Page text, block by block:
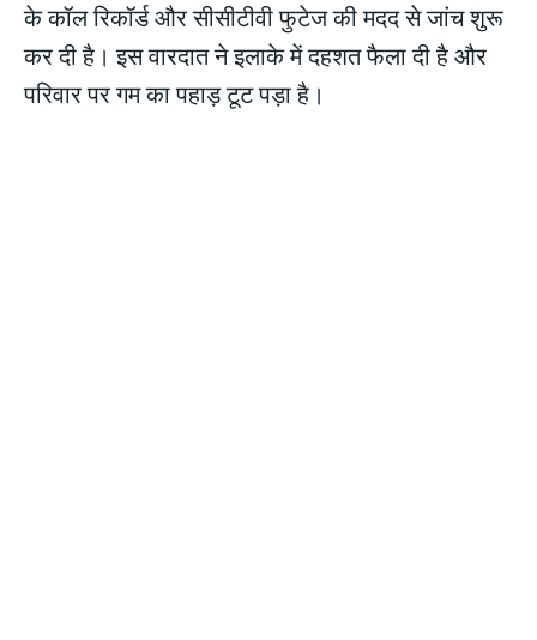
के कॉल रिकॉर्ड और सीसीटीवी फुटेज की मदद से जांच शुरू
कर दी है। इस वारदात ने इलाके में दहशत फैला दी है और
परिवार पर गम का पहाड़ टूट पड़ा है।